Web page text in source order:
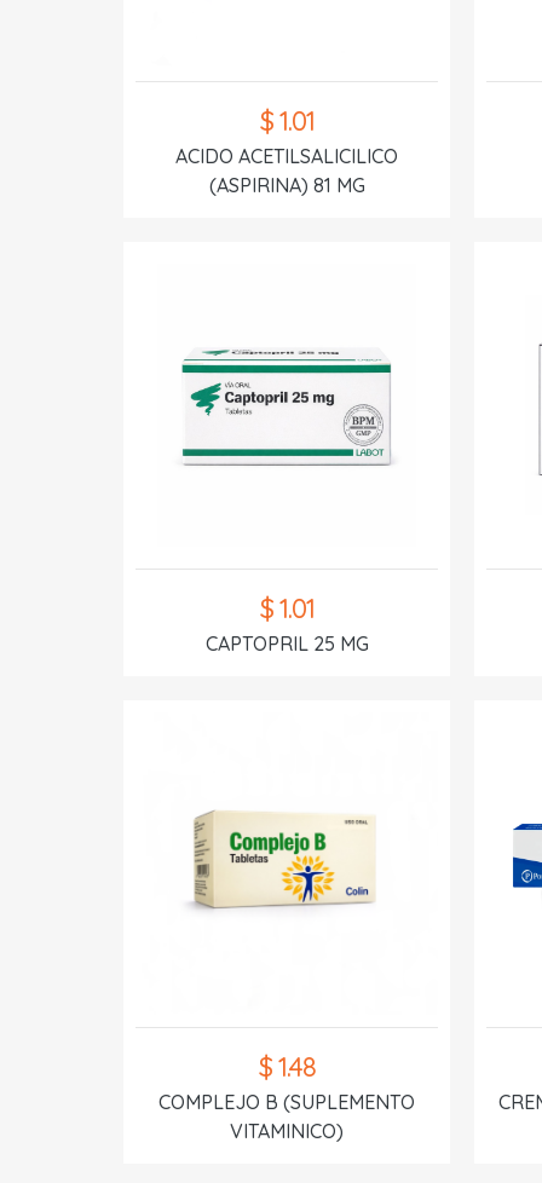
$ 1.01
ACIDO ACETILSALICILICO
(ASPIRINA) 81 MG
$ 1.01
CAPTOPRIL 25 MG
$ 1.48
COMPLEJO B (SUPLEMENTO
VITAMINICO)